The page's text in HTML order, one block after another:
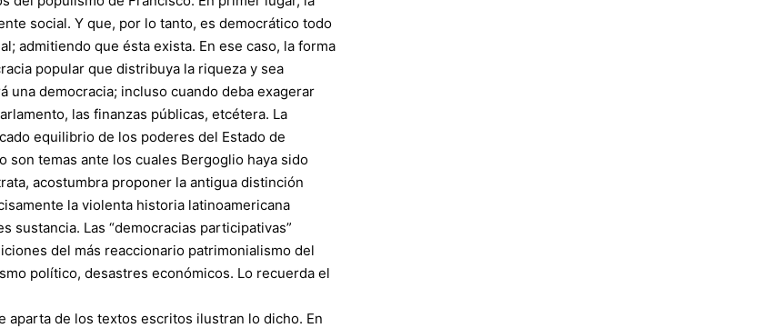
social. Y que, por lo tanto, es democrático todo
admitiendo que ésta exista. En ese caso, la forma
popular que distribuya la riqueza y sea
democracia; incluso cuando deba exagerar
las finanzas públicas, etcétera. La
equilibrio de los poderes del Estado de
temas ante los cuales Bergoglio haya sido
acostumbra proponer la antigua distinción
la violenta historia latinoamericana
sustancia. Las “democracias participativas”
del más reaccionario patrimonialismo del
político, desastres económicos. Lo recuerda el
aparta de los textos escritos ilustran lo dicho. En